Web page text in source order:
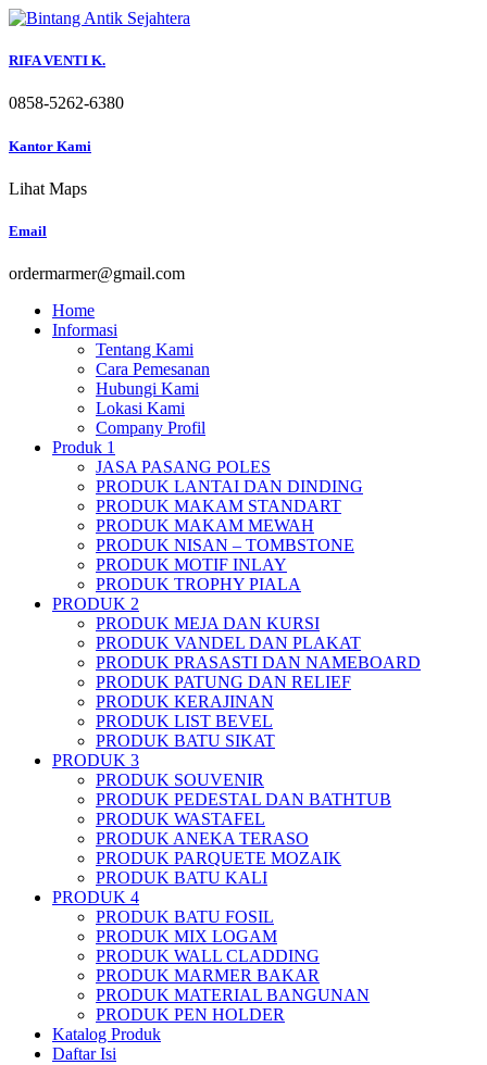
Skip
content
RIFA VENTI K.
0858-5262-6380
Kantor Kami
Lihat Maps
Email
ordermarmer@gmail.com
Home
Informasi
Tentang Kami
Cara Pemesanan
Hubungi Kami
Lokasi Kami
Company Profil
Produk 1
JASA PASANG POLES
PRODUK LANTAI DAN DINDING
PRODUK MAKAM STANDART
PRODUK MAKAM MEWAH
PRODUK NISAN – TOMBSTONE
PRODUK MOTIF INLAY
PRODUK TROPHY PIALA
PRODUK 2
PRODUK MEJA DAN KURSI
PRODUK VANDEL DAN PLAKAT
PRODUK PRASASTI DAN NAMEBOARD
PRODUK PATUNG DAN RELIEF
PRODUK KERAJINAN
PRODUK LIST BEVEL
PRODUK BATU SIKAT
PRODUK 3
PRODUK SOUVENIR
PRODUK PEDESTAL DAN BATHTUB
PRODUK WASTAFEL
PRODUK ANEKA TERASO
PRODUK PARQUETE MOZAIK
PRODUK BATU KALI
PRODUK 4
PRODUK BATU FOSIL
PRODUK MIX LOGAM
PRODUK WALL CLADDING
PRODUK MARMER BAKAR
PRODUK MATERIAL BANGUNAN
PRODUK PEN HOLDER
Katalog Produk
Daftar Isi